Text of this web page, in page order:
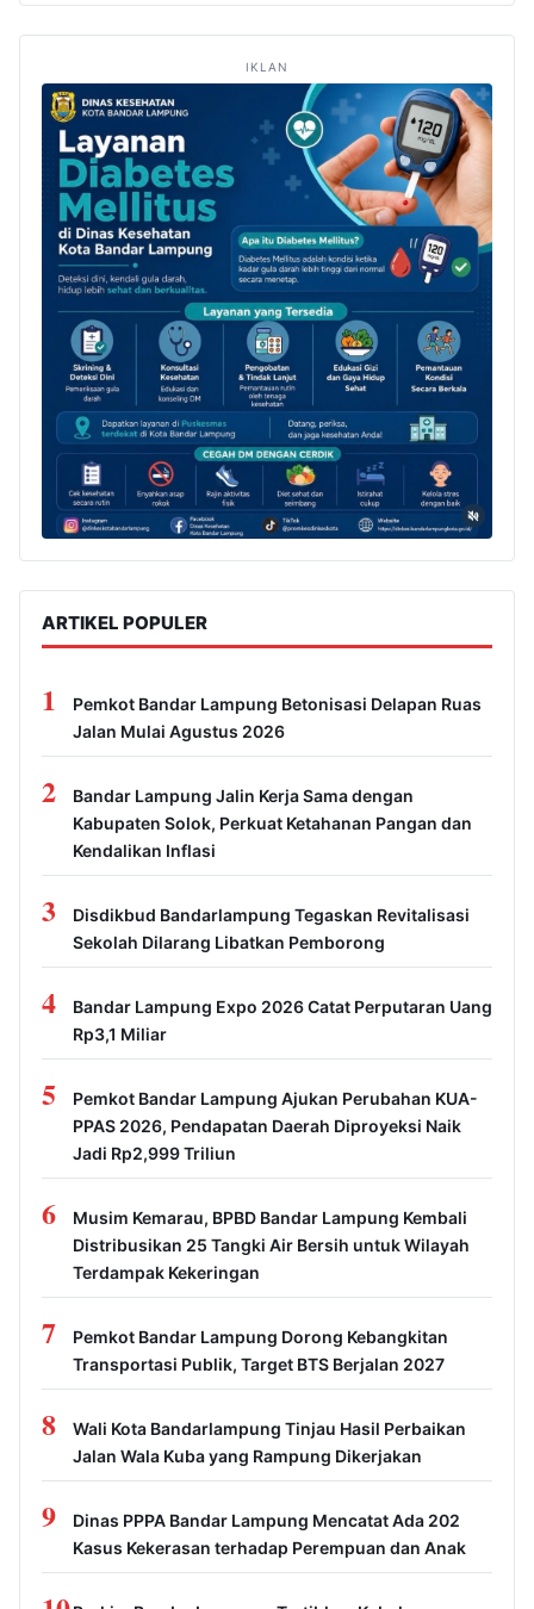
IKLAN
ARTIKEL POPULER
1
Pemkot Bandar Lampung Betonisasi Delapan Ruas
Jalan Mulai Agustus 2026
2
Bandar Lampung Jalin Kerja Sama dengan
Kabupaten Solok, Perkuat Ketahanan Pangan dan
Kendalikan Inflasi
3
Disdikbud Bandarlampung Tegaskan Revitalisasi
Sekolah Dilarang Libatkan Pemborong
4
Bandar Lampung Expo 2026 Catat Perputaran Uang
Rp3,1 Miliar
5
Pemkot Bandar Lampung Ajukan Perubahan KUA-
PPAS 2026, Pendapatan Daerah Diproyeksi Naik
Jadi Rp2,999 Triliun
6
Musim Kemarau, BPBD Bandar Lampung Kembali
Distribusikan 25 Tangki Air Bersih untuk Wilayah
Terdampak Kekeringan
7
Pemkot Bandar Lampung Dorong Kebangkitan
Transportasi Publik, Target BTS Berjalan 2027
8
Wali Kota Bandarlampung Tinjau Hasil Perbaikan
Jalan Wala Kuba yang Rampung Dikerjakan
9
Dinas PPPA Bandar Lampung Mencatat Ada 202
Kasus Kekerasan terhadap Perempuan dan Anak